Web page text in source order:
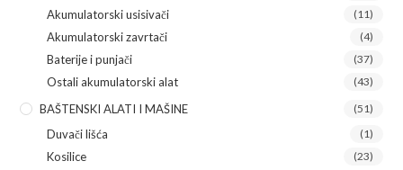
Akumulatorski usisivači (11)
Akumulatorski zavrtači (4)
Baterije i punjači (37)
Ostali akumulatorski alat (43)
BAŠTENSKI ALATI I MAŠINE (51)
Duvači lišća (1)
Kosilice (23)